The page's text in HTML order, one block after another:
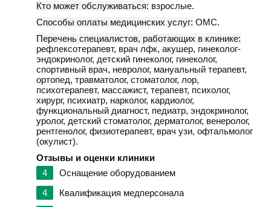
Кто может обслуживаться: взрослые.
Способы оплаты медицинских услуг: ОМС.
Перечень специалистов, работающих в клинике:
рефлексотерапевт, врач лфк, акушер, гинеколог-
эндокринолог, детский гинеколог, гинеколог,
спортивный врач, невролог, мануальный терапевт,
ортопед, травматолог, стоматолог, лор,
психотерапевт, массажист, терапевт, психолог,
хирург, психиатр, нарколог, кардиолог,
функциональный диагност, педиатр, эндокринолог,
уролог, детский стоматолог, дерматолог, венеролог,
рентгенолог, физиотерапевт, врач узи, офтальмолог
(окулист).
Отзывы и оценки клиники
4
Оснащение оборудованием
4
Квалификация медперсонала